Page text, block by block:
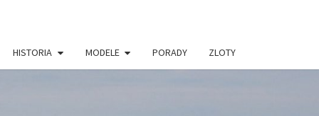
HISTORIA MODELE PORADY ZLOTY